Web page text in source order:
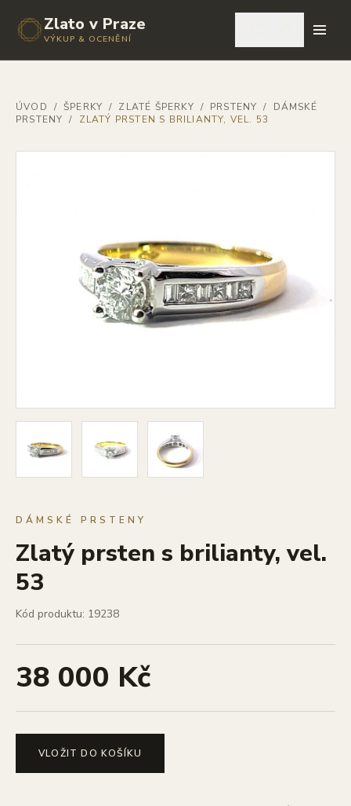
Zlato v Praze
VÝKUP & OCENĚNÍ
ÚVOD / ŠPERKY / ZLATÉ ŠPERKY / PRSTENY /
DÁMSKÉ
PRSTENY / ZLATÝ PRSTEN S BRILIANTY, VEL. 53
DÁMSKÉ PRSTENY
Zlatý prsten s brilianty, vel.
53
Kód produktu: 19238
38 000 Kč
VLOŽIT DO KOŠÍKU